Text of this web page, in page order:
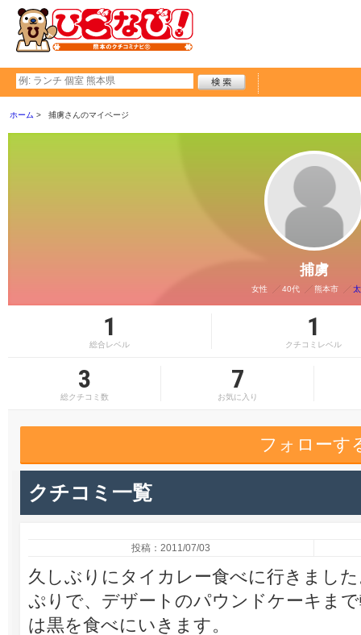
ホーム 捕虜さんのマイページ
捕虜
女性 40代 熊本市
1
総合レベル
1
クチコミレベル
3
総クチコミ数
7
お気に入り
フォローす
クチコミ一覧
投稿：2011/07/03
久しぶりにタイカレー食べに行きまし
ぷりで、デザートのパウンドケーキま
は黒を食べにいきます。